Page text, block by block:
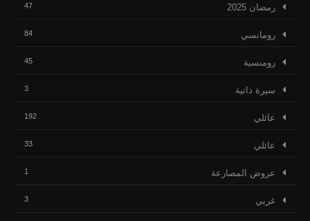
رمضان 2025 47
رومانسي 84
رومنسية 45
ﺳﻴﺮﺓ ﺫاﺗﻴﺔ 3
عائلي 192
عائلي 33
عروض المصارعة 1
غربي 3